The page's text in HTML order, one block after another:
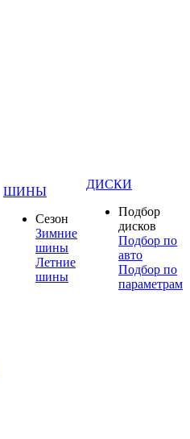
ШИНЫ
Сезон
Зимние
шины
Летние
шины
ДИСКИ
Подбор
дисков
Подбор по
авто
Подбор по
параметрам